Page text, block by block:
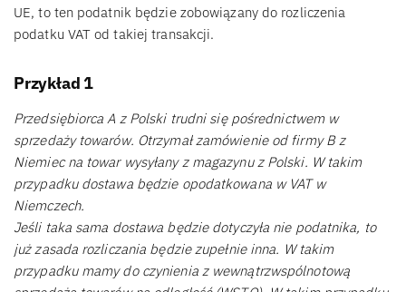
UE, to ten podatnik będzie zobowiązany do rozliczenia
podatku VAT od takiej transakcji.
Przykład 1
Przedsiębiorca A z Polski trudni się pośrednictwem w
sprzedaży towarów. Otrzymał zamówienie od firmy B z
Niemiec na towar wysyłany z magazynu z Polski. W takim
przypadku dostawa będzie opodatkowana w VAT w
Niemczech.
Jeśli taka sama dostawa będzie dotyczyła nie podatnika, to
już zasada rozliczania będzie zupełnie inna. W takim
przypadku mamy do czynienia z wewnątrzwspólnotową